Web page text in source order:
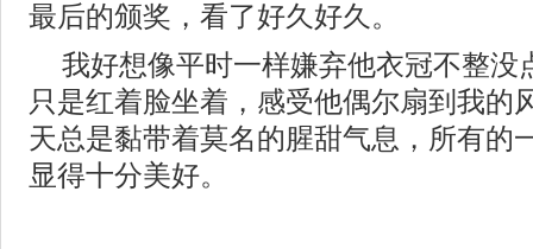
最后的颁奖，看了好久好久。
我好想像平时一样嫌弃他衣冠不整没
只是红着脸坐着，感受他偶尔扇到我的
天总是黏带着莫名的腥甜气息，所有的
显得十分美好。